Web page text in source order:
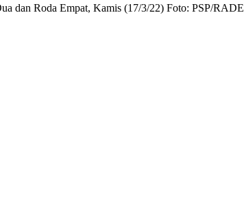
dan Roda Empat, Kamis (17/3/22) Foto: PSP/RADE